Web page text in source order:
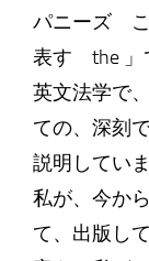
パニーズ
表す the 」
英文法学で
ての、深刻
説明していま
私が、今か
て、出版し